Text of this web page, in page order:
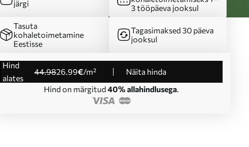
järgi
3 tööpäeva jooksul
Tasuta
kohaletoimetamine
Eestisse
Tagasimaksed 30 päeva
jooksul
Hind
alates
44.9826.99€/m²
Näita hinda
Hind on märgitud 40% allahindlusega.